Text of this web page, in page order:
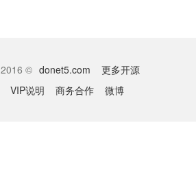
2016 © donet5.com
更多开源
VIP说明 商务合作 微博